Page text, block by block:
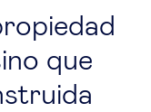
que